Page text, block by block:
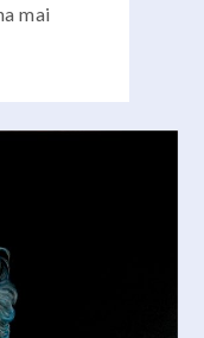
mai